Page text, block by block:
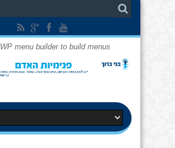
menu builder to build menus